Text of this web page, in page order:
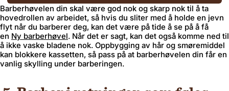
Frakt til
Region og språk
Barberhøvelen din skal være god nok og skarp nok til å ta
hovedrollen av arbeidet, så hvis du sliter med å holde en jevn
flyt når du barberer deg, kan det være på tide å se på å få
en Ny barberhøvel. Når det er sagt, kan det også komme ned til
å ikke vaske bladene nok. Oppbygging av hår og smøremiddel
kan blokkere kassetten, så pass på at barberhøvelen din får en
vanlig skylling under barberingen.